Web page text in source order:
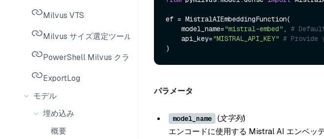
Milvus VTS
Milvus サイズ選定ツール
PowerShell Milvus クライアント
ExportLog
モデル
埋め込み
概要
ef = MistralAIEmbeddingFunction(
    model_name=
"mistral-embed" , #
    api_key=
"MISTRAL_API_KEY" # Provide
パラメータ
model_name (文字列)
エンコードに使用する Mistral AI エンベッ